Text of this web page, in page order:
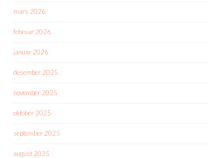
mars 2026
februar 2026
januar 2026
desember 2025
november 2025
oktober 2025
september 2025
august 2025